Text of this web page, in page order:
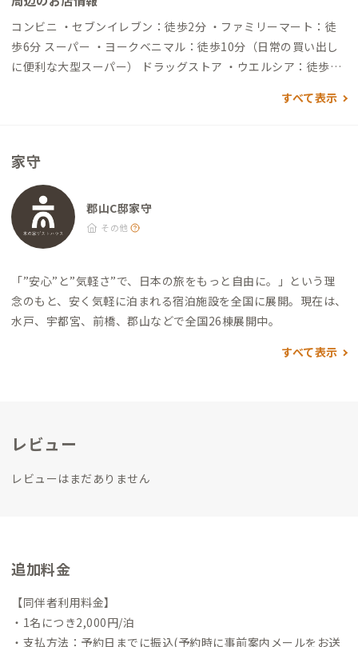
島駅から →（高速40分）→郡山中央スマートIC→（一般道20
分）→到着
コンビニ ・セブンイレブン：徒歩2分 ・ファミリーマート：徒
歩6分 スーパー ・ヨークベニマル：徒歩10分（日常の買い出し
に便利な大型スーパー） ドラッグストア ・ウエルシア：徒歩4
（自然を感じながら散歩ができる公園） ・『猪苗代湖』：車で5
5分（休日のお出かけや観光に適したスポット）
すべて表示
家守
郡山C邸家守
その他
「”安心”と”気軽さ”で、日本の旅をもっと自由に。」という理
念のもと、安く気軽に泊まれる宿泊施設を全国に展開。現在は、
水戸、宇都宮、前橋、郡山などで全国26棟展開中。
すべて表示
レビュー
レビューはまだありません
追加料金
【同伴者利用料金】
・1名につき2,000円/泊
・支払方法：予約日までに振込(予約時に事前案内メールをお送